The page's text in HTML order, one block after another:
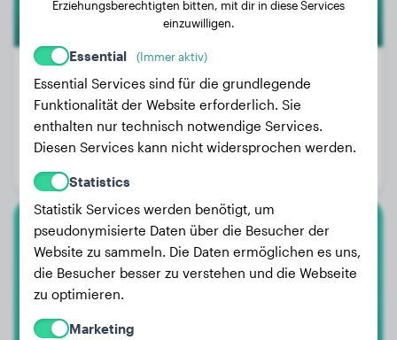
Gewicht:
Alter:
3 Jahre, 2 Monate
Geschlecht:
Border Collie
Totó
Erziehungsberechtigten bitten, mit dir in diese Services
einzuwilligen.
Essential (Immer aktiv)
Essential Services sind für die grundlegende
Funktionalität der Website erforderlich. Sie
enthalten nur technisch notwendige Services.
Diesen Services kann nicht widersprochen werden.
Statistics
Statistik Services werden benötigt, um
pseudonymisierte Daten über die Besucher der
Website zu sammeln. Die Daten ermöglichen es uns,
die Besucher besser zu verstehen und die Webseite
zu optimieren.
Marketing